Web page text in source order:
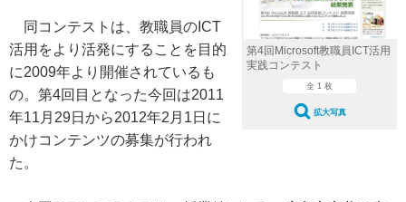
第4回Microsoft教職員ICT活用
実践コンテスト
全 1 枚
拡大写真
同コンテストは、教職員のICT
活用をより活発にすることを目的
に2009年より開催されているも
の。第4回目となった今回は2011
年11月29日から2012年2月1日に
かけコンテンツの募集が行われ
た。